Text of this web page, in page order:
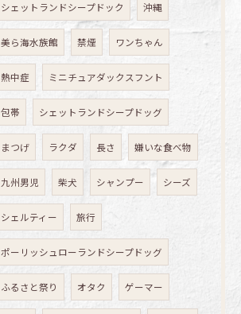
シェットランドシープドック 沖縄
美ら海水族館 禁煙 ワンちゃん
熱中症 ミニチュアダックスフント
包帯 シェットランドシープドッグ
まつげ ラクダ 長さ 嫌いな食べ物
九州男児 柴犬 シャンプー シーズ
シェルティー 旅行
ポーリッシュローランドシープドッグ
ふるさと祭り オタク ゲーマー